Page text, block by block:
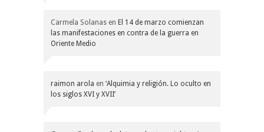
Carmela Solanas en El 14 de marzo comienzan
las manifestaciones en contra de la guerra en
Oriente Medio
raimon arola en ‘Alquimia y religión. Lo oculto en
los siglos XVI y XVII’